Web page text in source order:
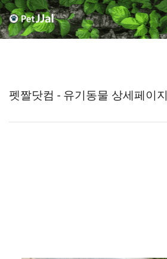
펫짤닷컴 - 유기동물 상세페이지